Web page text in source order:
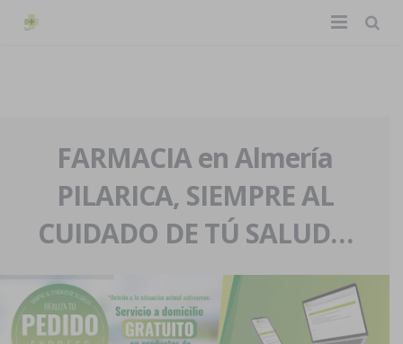
La farmacia
Nuestra historia
Nuestro equipo
Eventos
Servicios y reservas
Pedidos express
Blog
FARMACIA en Almería
PILARICA, SIEMPRE AL
CUIDADO DE TÚ SALUD…